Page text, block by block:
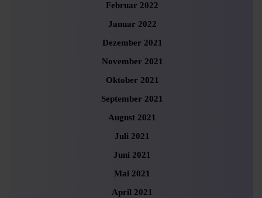
Februar 2022
Januar 2022
Dezember 2021
November 2021
Oktober 2021
September 2021
August 2021
Juli 2021
Juni 2021
Mai 2021
April 2021